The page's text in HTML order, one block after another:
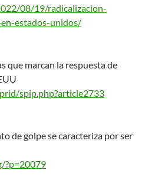
08/19/radicalizacion-
estados-unidos/
que marcan la respuesta de
spip.php?article2733
de golpe se caracteriza por ser
?p=20079